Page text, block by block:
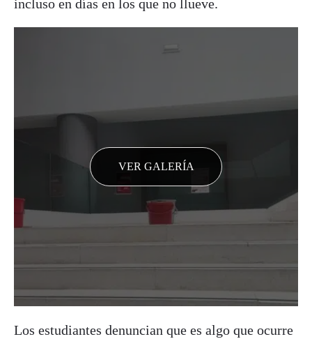
incluso en días en los que no llueve.
VER GALERÍA
Los estudiantes denuncian que es algo que ocurre